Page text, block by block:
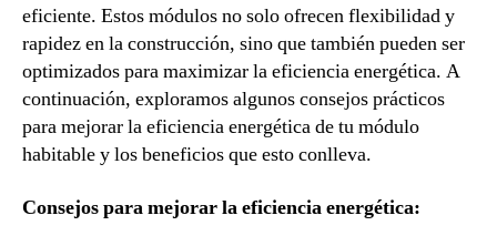
eficiente. Estos módulos no solo ofrecen flexibilidad y
rapidez en la construcción, sino que también pueden ser
optimizados para maximizar la eficiencia energética. A
continuación, exploramos algunos consejos prácticos
para mejorar la eficiencia energética de tu módulo
habitable y los beneficios que esto conlleva.
Consejos para mejorar la eficiencia energética: